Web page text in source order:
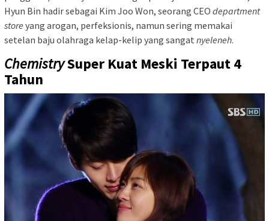
Hyun Bin hadir sebagai Kim Joo Won, seorang CEO department
store yang arogan, perfeksionis, namun sering memakai
setelan baju olahraga kelap-kelip yang sangat nyeleneh.
ChemistrySuper Kuat Meski Terpaut 4
Tahun